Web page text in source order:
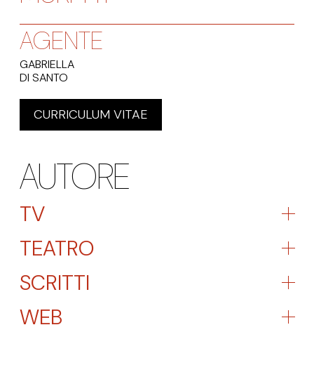
AGENTE
GABRIELLA
DI SANTO
CURRICULUM VITAE
AUTORE
TV
TEATRO
SCRITTI
WEB